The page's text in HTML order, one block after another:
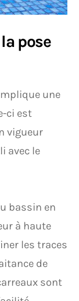
pose
une
ci est
vigueur
avec le
bassin en
à haute
les traces
de
sont